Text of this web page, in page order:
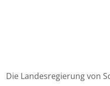
Die Landesregierung von